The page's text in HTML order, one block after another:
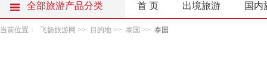
全部旅游产品分类 首 页 出境旅游 国内
当前位置： 飞扬旅游网 >> 目的地 >> 泰国 >> 泰国